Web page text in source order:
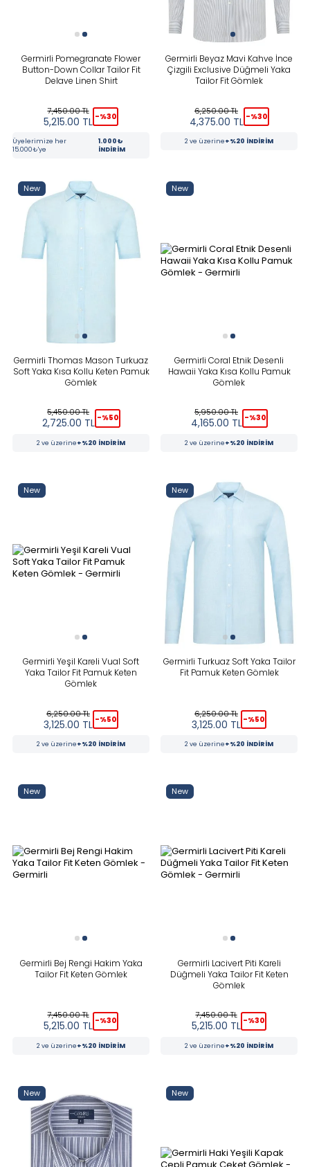
Germirli Pomegranate Flower
Button-Down Collar Tailor Fit
Delave Linen Shirt
7,450.00TL
5,215.00 TL -%30
Üyelerimize her
15.000₺'ye
1.000₺
İNDİRİM
Germirli Beyaz Mavi Kahve İnce
Çizgili Exclusive Düğmeli Yaka
Tailor Fit Gömlek
6,250.00TL
4,375.00 TL -%30
2 ve üzerine+%20 İNDİRİM
New
Germirli Thomas Mason Turkuaz
Soft Yaka Kısa Kollu Keten Pamuk
Gömlek
5,450.00TL
2,725.00 TL -%50
2 ve üzerine+%20 İNDİRİM
New
Germirli Coral Etnik Desenli
Hawaii Yaka Kısa Kollu Pamuk
Gömlek
5,950.00TL
4,165.00 TL -%30
2 ve üzerine+%20 İNDİRİM
New
Germirli Yeşil Kareli Vual Soft
Yaka Tailor Fit Pamuk Keten
Gömlek
6,250.00TL
3,125.00 TL -%50
2 ve üzerine+%20 İNDİRİM
New
Germirli Turkuaz Soft Yaka Tailor
Fit Pamuk Keten Gömlek
6,250.00TL
3,125.00 TL -%50
2 ve üzerine+%20 İNDİRİM
New
Germirli Bej Rengi Hakim Yaka
Tailor Fit Keten Gömlek
7,450.00TL
5,215.00 TL -%30
2 ve üzerine+%20 İNDİRİM
New
Germirli Lacivert Piti Kareli
Düğmeli Yaka Tailor Fit Keten
Gömlek
7,450.00TL
5,215.00 TL -%30
2 ve üzerine+%20 İNDİRİM
New New